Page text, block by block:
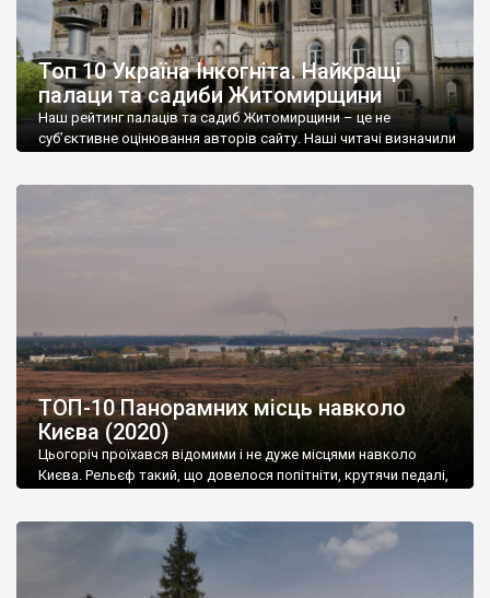
Топ 10 Україна Інкогніта. Найкращі
палаци та садиби Житомирщини
Наш рейтинг палаців та садиб Житомирщини – це не
суб’єктивне оцінювання авторів сайту. Наші читачі визначили
ТОП-10 Панорамних місць навколо
Києва (2020)
Цьогоріч проїхався відомими і не дуже місцями навколо
Києва. Рельєф такий, що довелося попітніти, крутячи педалі,